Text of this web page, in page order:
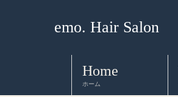
emo. Hair Salon
Home
ホーム